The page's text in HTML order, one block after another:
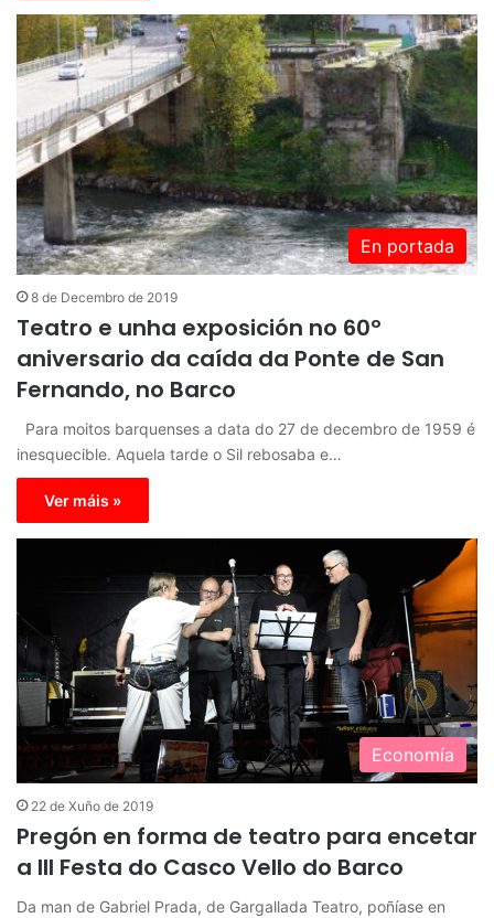
En portada
8 de Decembro de 2019
Teatro e unha exposición no 60º
aniversario da caída da Ponte de San
Fernando, no Barco
Para moitos barquenses a data do 27 de decembro de 1959 é
inesquecible. Aquela tarde o Sil rebosaba e…
Ver máis »
Economía
22 de Xuño de 2019
Pregón en forma de teatro para encetar
a III Festa do Casco Vello do Barco
Da man de Gabriel Prada, de Gargallada Teatro, poñíase en